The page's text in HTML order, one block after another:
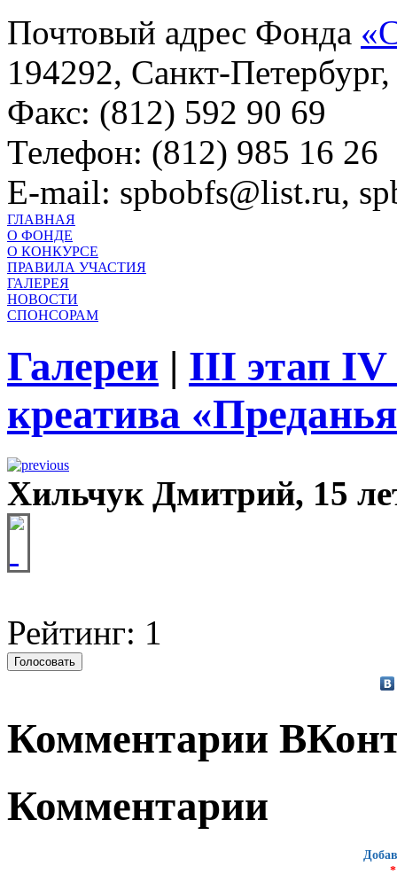
Почтовый адрес Фонда
194292, Санкт-
Факс: (812) 592 90 69
Телефон: (812) 985 16 26
E-mail: spbobfs@list.ru,
ГЛАВНАЯ
О ФОНДЕ
О КОНКУРСЕ
ПРАВИЛА УЧАСТИЯ
ГАЛЕРЕЯ
НОВОСТИ
СПОНСОРАМ
Галереи | III этап IV
креатива
Хильчук Дмитрий, 15
Рейтинг: 1
Комментарии
Комментарии
*